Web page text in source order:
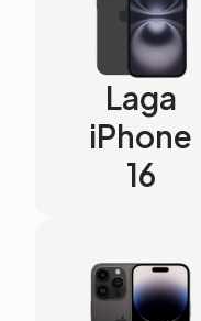
Laga
iPhone
16